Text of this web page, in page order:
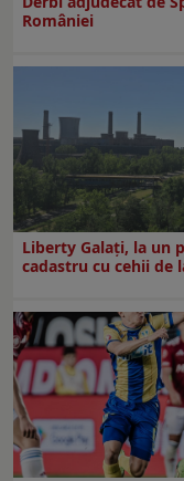
României
Liberty Galați, la un
cadastru cu cehii de